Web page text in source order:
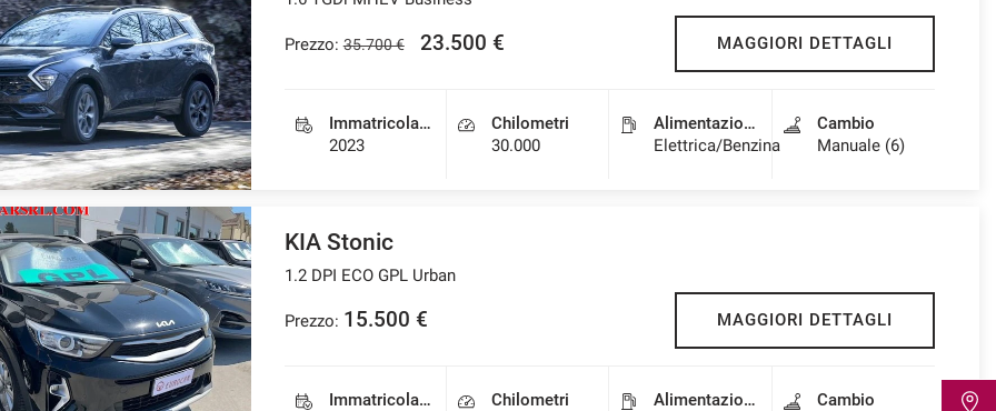
Prezzo: 35.700 € 23.500 € MAGGIORI DETTAGLI
Immatricolazione
2023
Chilometri
30.000
Alimentazione
Elettrica/Benzina
Cambio
Manuale (6)
KIA Stonic
1.2 DPI ECO GPL Urban
Prezzo: 15.500 € MAGGIORI DETTAGLI
Immatricolazione
Chilometri
Alimentazione
Cambio